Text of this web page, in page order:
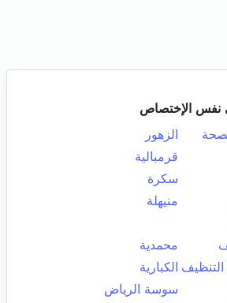
الإختصاص
الزهور
قرمبالية
سكرة
منيهلة
محمدية
الكبارية
سوسة الرياض